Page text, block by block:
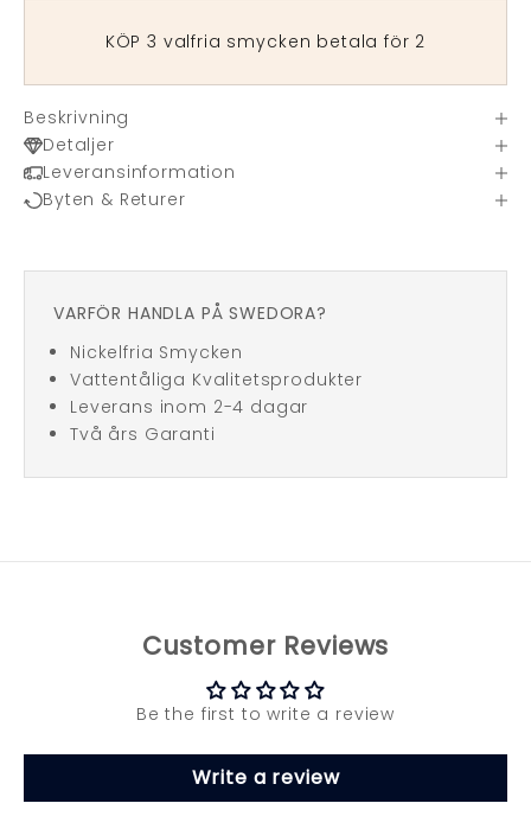
KÖP 3 valfria smycken betala för 2
Beskrivning
Detaljer
Leveransinformation
Byten & Returer
VARFÖR HANDLA PÅ SWEDORA?
Nickelfria Smycken
Vattentåliga Kvalitetsprodukter
Leverans inom 2-4 dagar
Två års Garanti
Customer Reviews
Be the first to write a review
Write a review